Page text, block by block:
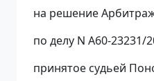
на решение
по делу N А60-23231/
принятое судьей